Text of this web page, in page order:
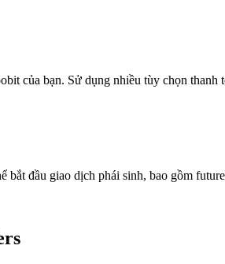
của bạn. Sử dụng nhiều tùy chọn thanh
đầu giao dịch phái sinh, bao gồm